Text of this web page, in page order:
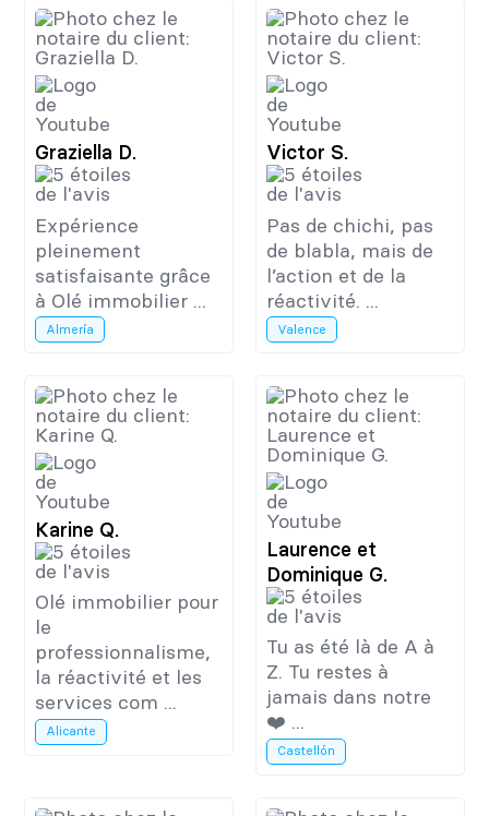
Graziella D.
Expérience
pleinement
satisfaisante grâce
à Olé immobilier ...
Almería
Victor S.
Pas de chichi, pas
de blabla, mais de
l’action et de la
réactivité. ...
Valence
Karine Q.
Olé immobilier pour
le
professionnalisme,
la réactivité et les
services com ...
Alicante
Laurence et
Dominique G.
Tu as été là de A à
Z. Tu restes à
jamais dans notre
❤️ ...
Castellón